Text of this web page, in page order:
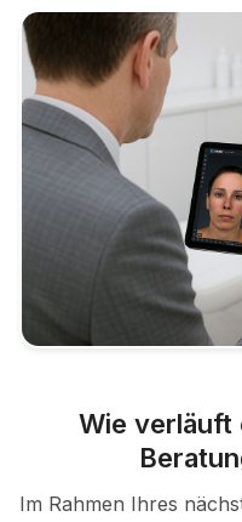
Wie verläuft
Im Rahmen Ihres